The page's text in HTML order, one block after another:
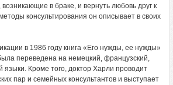
в браке, и вернуть любовь друг к
консультирования он описывает в своих
в 1986 году книга «Его нужды, ее нужды»
переведена на немецкий, французский,
языки. Кроме того, доктор Харли проводит
пар и семейных консультантов и выступает